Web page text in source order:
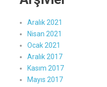
Aralık 2021
Nisan 2021
Ocak 2021
Aralık 2017
Kasım 2017
Mayıs 2017